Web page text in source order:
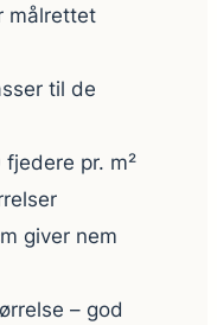
målrettet
til de
pr. m²
giver nem
– god